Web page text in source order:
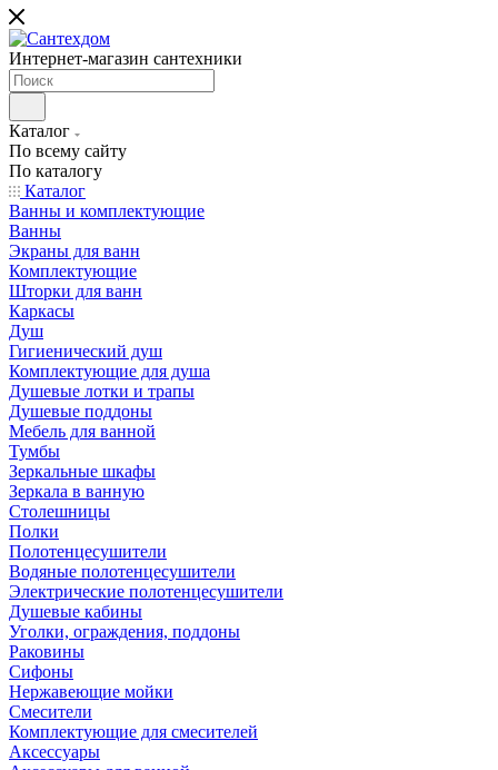
Интернет-магазин сантехники
Каталог
По всему сайту
По каталогу
Каталог
Ванны и комплектующие
Ванны
Экраны для ванн
Комплектующие
Шторки для ванн
Каркасы
Душ
Гигиенический душ
Комплектующие для душа
Душевые лотки и трапы
Душевые поддоны
Мебель для ванной
Тумбы
Зеркальные шкафы
Зеркала в ванную
Столешницы
Полки
Полотенцесушители
Водяные полотенцесушители
Электрические полотенцесушители
Душевые кабины
Уголки, ограждения, поддоны
Раковины
Сифоны
Нержавеющие мойки
Смесители
Комплектующие для смесителей
Аксессуары